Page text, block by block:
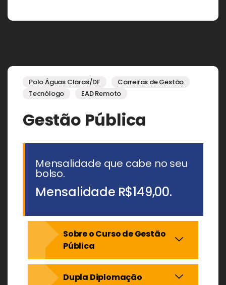
Polo Águas Claras/DF
Carreiras de Gestão
Tecnólogo
EAD Remoto
Gestão Pública
Mensalidade que cabe no seu
bolso.
Mensalidade R$149,00.
Sobre o Curso de Gestão
Pública
Dupla Diplomação